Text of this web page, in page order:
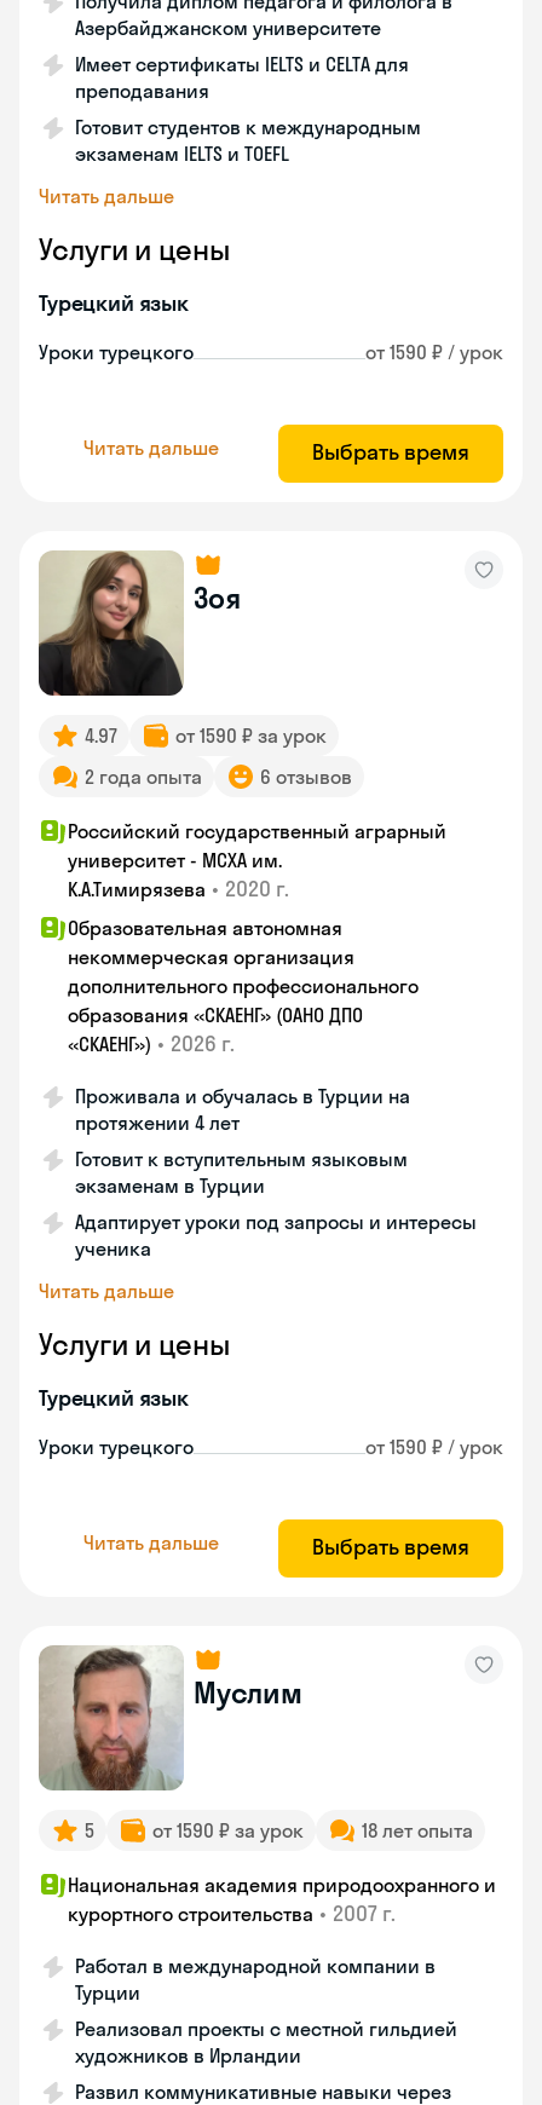
Азербайджанском университете
Имеет сертификаты IELTS и CELTA для
преподавания
Готовит студентов к международным
экзаменам IELTS и TOEFL
Читать дальше
Услуги и цены
Турецкий язык
Уроки турецкого от 1590 ₽ / урок
Читать дальше Выбрать время
Зоя
4.97
от 1590 ₽ за урок
2 года опыта
6 отзывов
Российский государственный аграрный
университет - МСХА им.
К.А.Тимирязева • 2020 г.
Образовательная автономная
некоммерческая организация
дополнительного профессионального
образования «СКАЕНГ» (ОАНО ДПО
«СКАЕНГ») • 2026 г.
Проживала и обучалась в Турции на
протяжении 4 лет
Готовит к вступительным языковым
экзаменам в Турции
Адаптирует уроки под запросы и интересы
ученика
Читать дальше
Услуги и цены
Турецкий язык
Уроки турецкого от 1590 ₽ / урок
Читать дальше Выбрать время
Муслим
5 от 1590 ₽ за урок 18 лет опыта
Национальная академия природоохранного и
курортного строительства • 2007 г.
Работал в международной компании в
Турции
Реализовал проекты с местной гильдией
художников в Ирландии
Развил коммуникативные навыки через